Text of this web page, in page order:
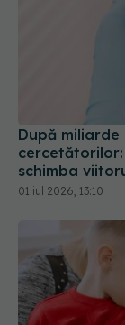
După
schimba
01 iul 2026, 13:10